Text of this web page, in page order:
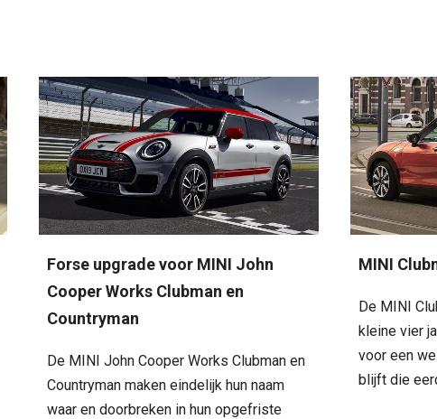
Forse upgrade voor MINI John
Cooper Works Clubman en
Countryman
De MINI John Cooper Works Clubman en
Countryman maken eindelijk hun naam
waar en doorbreken in hun opgefriste
MINI
De MINI
kleine vier
voor een
blijft die